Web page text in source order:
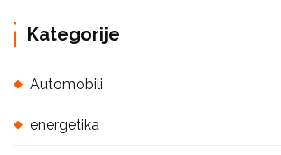
Kategorije
Automobili
energetika